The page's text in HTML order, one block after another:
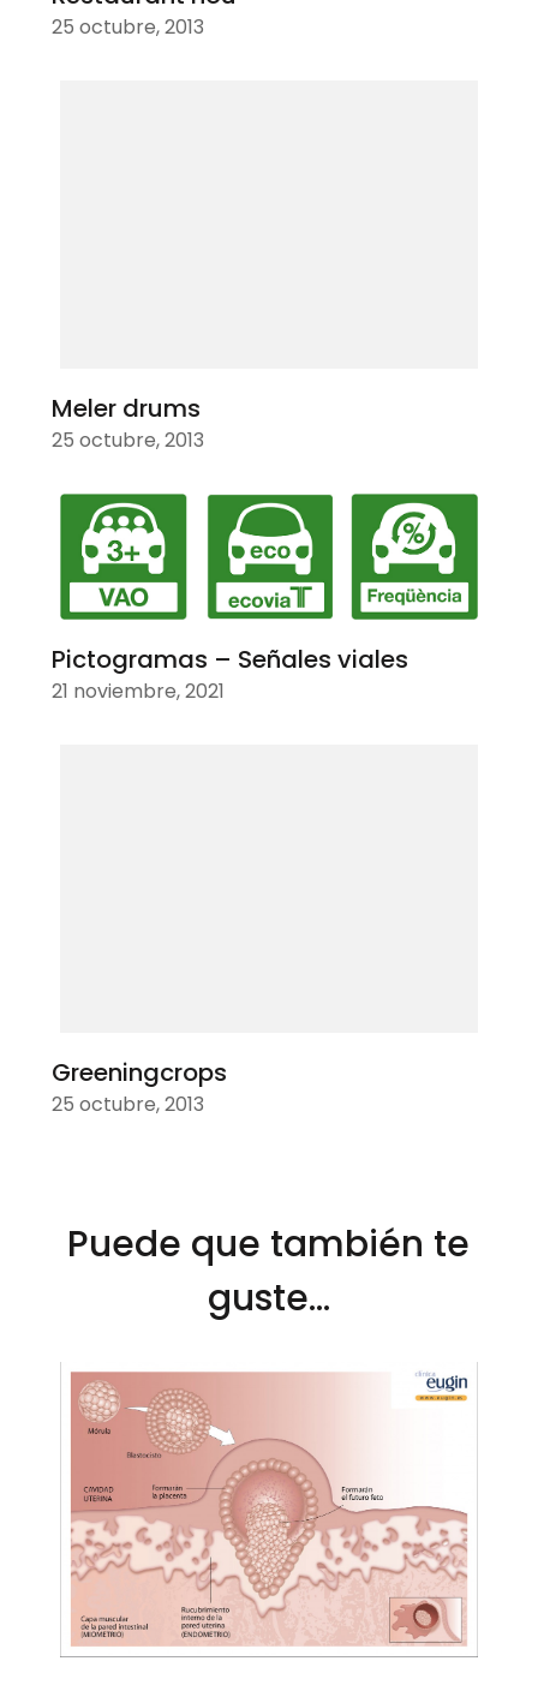
25 octubre, 2013
Meler drums
25 octubre, 2013
Pictogramas – Señales viales
21 noviembre, 2021
Greeningcrops
25 octubre, 2013
Puede que también te
guste...